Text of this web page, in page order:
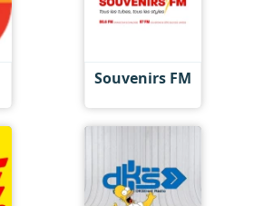
Souvenirs FM